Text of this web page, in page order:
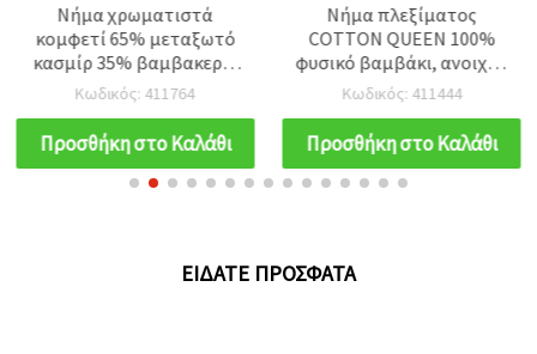
Νήμα χρωματιστά
κομφετί 65% μεταξωτό
κασμίρ 35% βαμβακερό,
χρώμα ντενιμ-50
γραμμάρια
Κωδικός: 411764
Προσθήκη στο Καλάθι
Νήμα πλεξίματος
COTTON QUEEN 100%
φυσικό βαμβάκι, ανοιχτό
μπλε, 50 γρ - 125 μ
Κωδικός: 411444
Προσθήκη στο Καλάθι
ΕΊΔΑΤΕ ΠΡΌΣΦΑΤΑ